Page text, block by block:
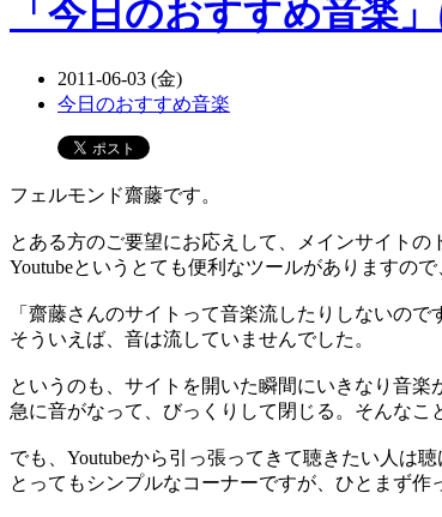
「今日のおすすめ音楽
2011-06-03 (金)
今日のおすすめ音楽
フェルモンド齋藤です。
とある方のご要望にお応えして、メインサイトの
Youtubeというとても便利なツールがありますの
「齋藤さんのサイトって音楽流したりしないので
そういえば、音は流していませんでした。
というのも、サイトを開いた瞬間にいきなり音楽
急に音がなって、びっくりして閉じる。そんなこ
でも、Youtubeから引っ張ってきて聴きたい人は
とってもシンプルなコーナーですが、ひとまず作